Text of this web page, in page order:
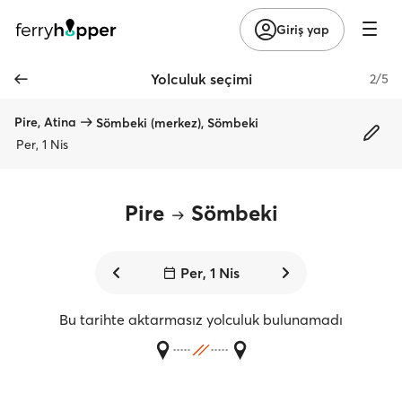
Giriş yap
Yolculuk seçimi 2/5
Pire, Atina
Sömbeki (merkez), Sömbeki
Per, 1 Nis
Pire Sömbeki
Per, 1 Nis
Bu tarihte aktarmasız yolculuk bulunamadı